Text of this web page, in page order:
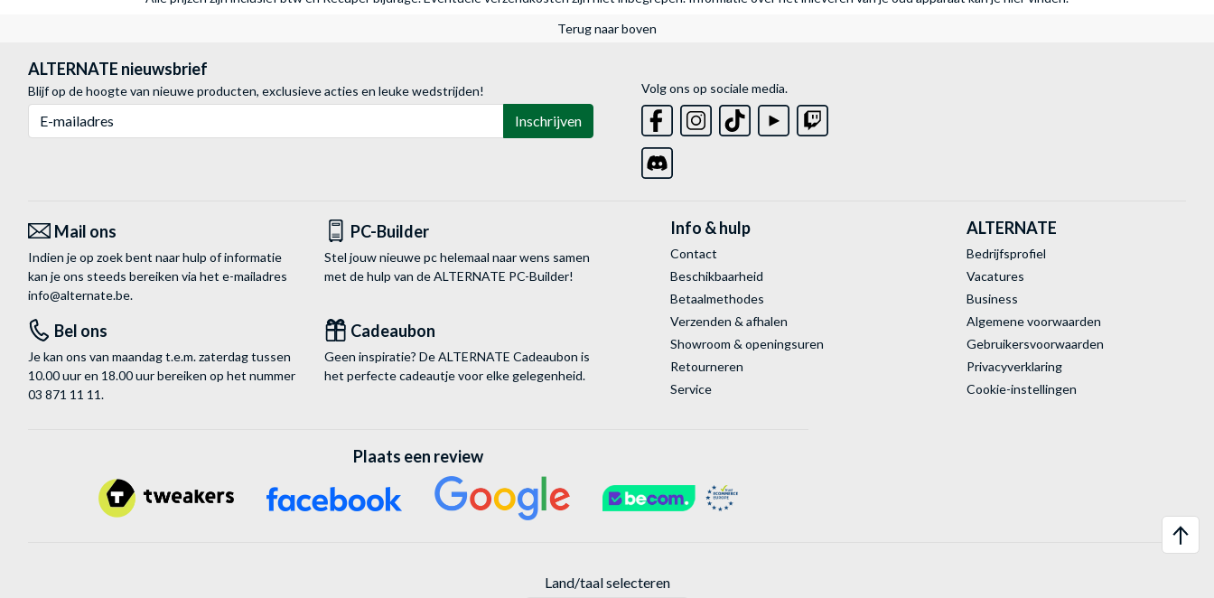
Terug naar boven
ALTERNATE nieuwsbrief
Blijf op de hoogte van nieuwe producten, exclusieve acties en leuke wedstrijden!
Inschrijven
Volg ons op sociale media.
Mail ons
Indien je op zoek bent naar hulp of informatie
kan je ons steeds bereiken via het e-mailadres
info@alternate.be.
PC-Builder
Stel jouw nieuwe pc helemaal naar wens samen
met de hulp van de ALTERNATE PC-Builder!
Bel ons
Je kan ons van maandag t.e.m. zaterdag tussen
10.00 uur en 18.00 uur bereiken op het nummer
03 871 11 11.
Cadeaubon
Geen inspiratie? De ALTERNATE Cadeaubon is
het perfecte cadeautje voor elke gelegenheid.
Info & hulp
Contact
Beschikbaarheid
Betaalmethodes
Verzenden & afhalen
Showroom & openingsuren
Retourneren
Service
ALTERNATE
Bedrijfsprofiel
Vacatures
Business
Algemene voorwaarden
Gebruikersvoorwaarden
Privacyverklaring
Cookie-instellingen
Plaats een review
Land/taal selecteren